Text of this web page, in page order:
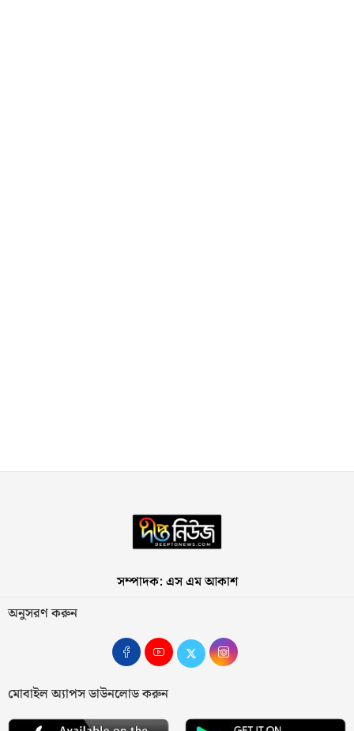
সম্পাদক: এস এম আকাশ
অনুসরণ করুন
মোবাইল অ্যাপস ডাউনলোড করুন